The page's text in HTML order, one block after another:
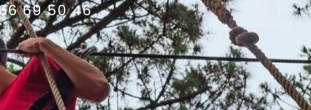
69 50 46